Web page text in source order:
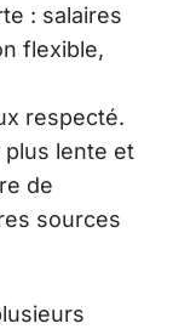
: salaires
flexible,
respecté.
plus lente et
de
sources